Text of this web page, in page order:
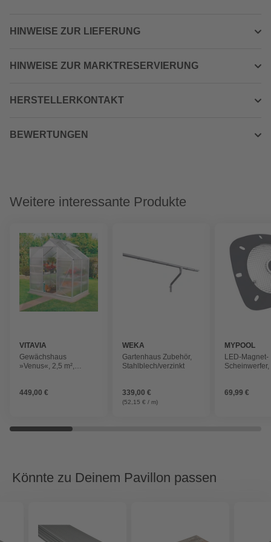
HINWEISE ZUR LIEFERUNG
HINWEISE ZUR MARKTRESERVIERUNG
HERSTELLERKONTAKT
BEWERTUNGEN
Weitere interessante Produkte
VITAVIA
Gewächshaus
»Venus«, 2,5 m²,
449,00 €
WEKA
Gartenhaus Zubehör,
Stahlblech/verzinkt
339,00 €
(52,15 € / m)
MYPOOL
LED-Magnet-
Scheinwerfer,
69,99 €
Könnte zu Deinem Pavillon passen